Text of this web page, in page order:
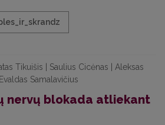
Tikuišis | Saulius Cicėnas | Aleksas
Samalavičius
nervų blokada atliekant